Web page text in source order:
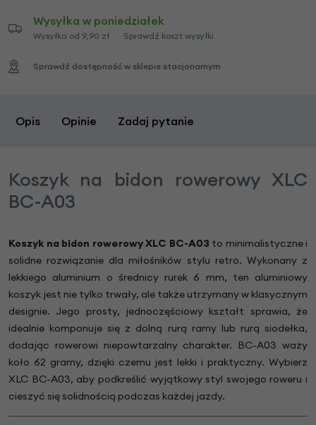
Wysyłka w poniedziałek
Wysyłka od 9,90 zł Sprawdź koszt wysyłki
Sprawdź dostępność w sklepie stacjonarnym
Opis Opinie Zadaj pytanie
Koszyk na bidon rowerowy XLC
BC-A03
Koszyk na bidon rowerowy XLC BC-A03 to minimalistyczne i
solidne rozwiązanie dla miłośników stylu retro. Wykonany z
lekkiego aluminium o średnicy rurek 6 mm, ten aluminiowy
koszyk jest nie tylko trwały, ale także utrzymany w klasycznym
designie. Jego prosty, jednoczęściowy kształt sprawia, że
idealnie komponuje się z dolną rurą ramy lub rurą siodełka,
dodając rowerowi niepowtarzalny charakter. BC-A03 waży
koło 62 gramy, dzięki czemu jest lekki i praktyczny. Wybierz
XLC BC-A03, aby podkreślić wyjątkowy styl swojego roweru i
cieszyć się solidnością podczas każdej jazdy.